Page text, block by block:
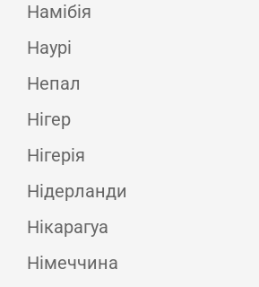
Намібія
Наурі
Непал
Нігер
Нігерія
Нідерланди
Нікарагуа
Німеччина